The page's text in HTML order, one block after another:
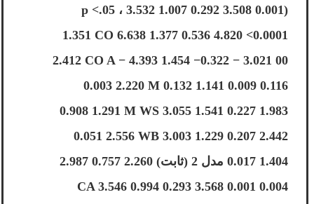
(p <.05 ، 3.532 1.007 0.292 3.508 0.001
1.351 CO 6.638 1.377 0.536 4.820 <0.0001
2.412 CO A − 4.393 1.454 −0.322 − 3.021 00
0.003 2.220 M 0.132 1.141 0.009 0.116
0.908 1.291 M WS 3.055 1.541 0.227 1.983
0.051 2.556 WB 3.003 1.229 0.207 2.442
0.017 1.404 مدل 2 (ثابت) 2.260 0.757 2.987
0.004 CA 3.546 0.994 0.293 3.568 0.001